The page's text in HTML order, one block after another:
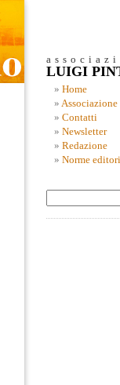
LUIGI
Home
Associazione
Contatti
Newsletter
Redazione
Norme